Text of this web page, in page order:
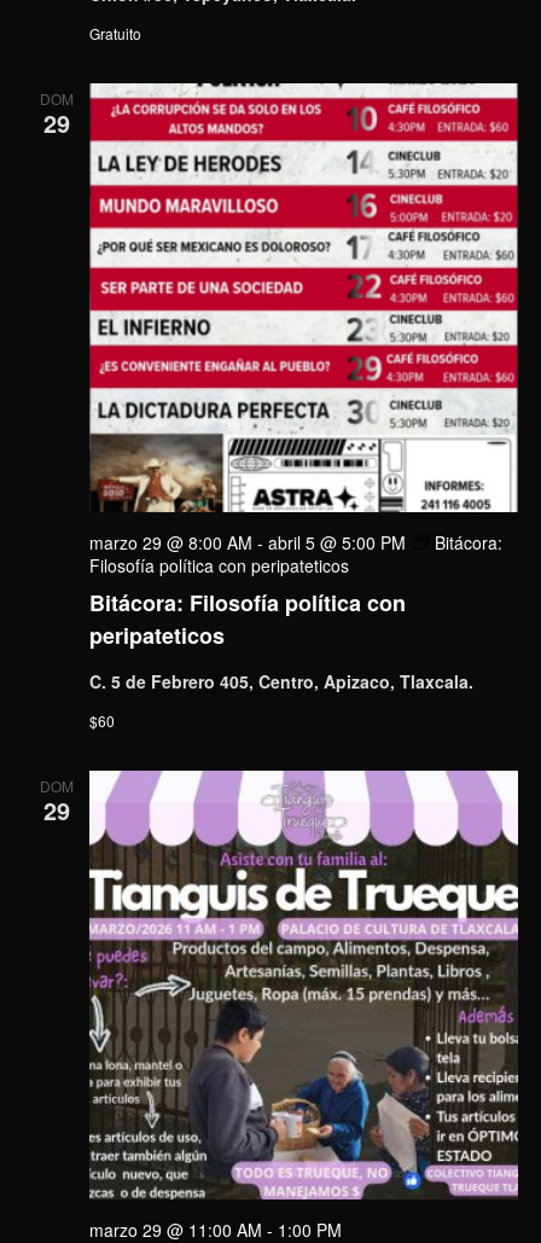
Gratuito
DOM
29
Bitácora: Filosofía política con
peripateticos
marzo 29 @ 8:00 AM - abril 5 @ 5:00 PM
Bitácora:
Filosofía política con peripateticos
C. 5 de Febrero 405, Centro, Apizaco, Tlaxcala.
$60
DOM
29
marzo 29 @ 11:00 AM - 1:00 PM